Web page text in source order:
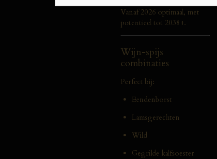
Vanaf 2026 optimaal, met
potentieel tot 2038+.
Wijn-spijs
combinaties
Perfect bij:
Eendenborst
Lamsgerechten
Wild
Gegrilde kalfsoester